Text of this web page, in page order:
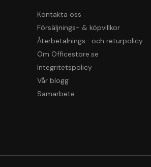
Kontakta oss
Försäljnings- & köpvillkor
Återbetalnings- och returpolicy
Om Officestore.se
Integritetspolicy
Vår blogg
Samarbete